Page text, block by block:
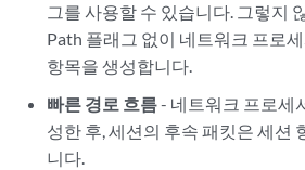
그를 사용할 수 있습니다. 그렇지
Path 플래그 없이 네트워크 프로
항목을 생성합니다.
빠른 경로 흐름- 네트워크 프로세
성한 후, 세션의 후속 패킷은 세션
니다.